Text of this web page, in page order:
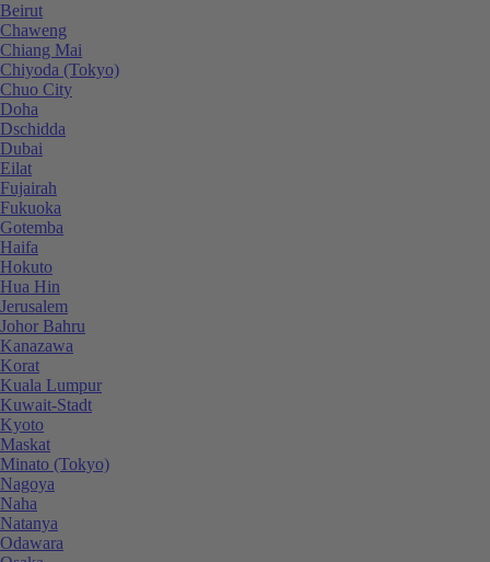
Beirut
Chaweng
Chiang Mai
Chiyoda (Tokyo)
Chuo City
Doha
Dschidda
Dubai
Eilat
Fujairah
Fukuoka
Gotemba
Haifa
Hokuto
Hua Hin
Jerusalem
Johor Bahru
Kanazawa
Korat
Kuala Lumpur
Kuwait-Stadt
Kyoto
Maskat
Minato (Tokyo)
Nagoya
Naha
Natanya
Odawara